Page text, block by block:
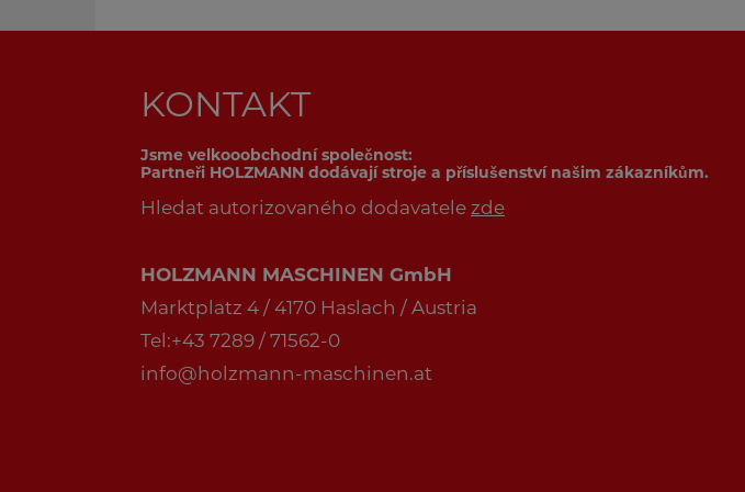
KONTAKT
Jsme velkooobchodní společnost:
Partneři HOLZMANN dodávají stroje a příslušenství našim zákazníkům.
Hledat autorizovaného dodavatele zde
HOLZMANN MASCHINEN GmbH
Marktplatz 4 / 4170 Haslach / Austria
Tel:+43 7289 / 71562-0
info@holzmann-maschinen.at